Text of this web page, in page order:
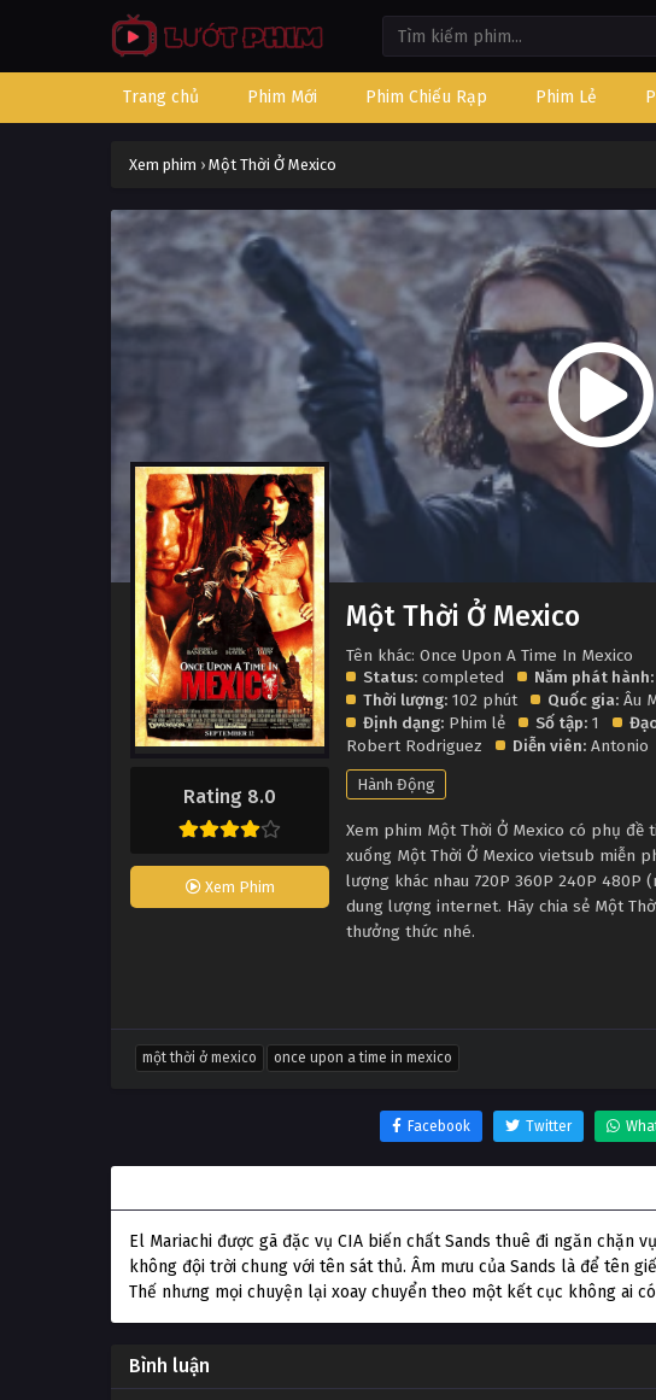
Trang chủ Phim Mới Phim Chiếu Rạp Phim Lẻ
Xem phim › Một Thời Ở Mexico
Rating 8.0
Xem Phim
Một Thời Ở Mexico
Tên khác: Once Upon A Time In Mexico
Status: completed Năm phát hành:
Thời lượng: 102 phút Quốc gia: Âu
Định dạng: Phim lẻ Số tập: 1
Robert Rodriguez
Diễn viên: Antonio
Hành Động
Xem phim Một Thời Ở Mexico có phụ
xuống Một Thời Ở Mexico vietsub miễn
lượng khác nhau 720P 360P 240P 480P
dung lượng internet. Hãy chia sẻ Một
thưởng thức nhé.
một thời ở mexico once upon a time in mexico
Facebook Twitter
El Mariachi được gã đặc vụ CIA biến chất Sands thuê đi ngăn chặn
không đội trời chung với tên sát thủ. Âm mưu của Sands là để tên
Thế nhưng mọi chuyện lại xoay chuyển theo một kết cục không ai
Bình luận